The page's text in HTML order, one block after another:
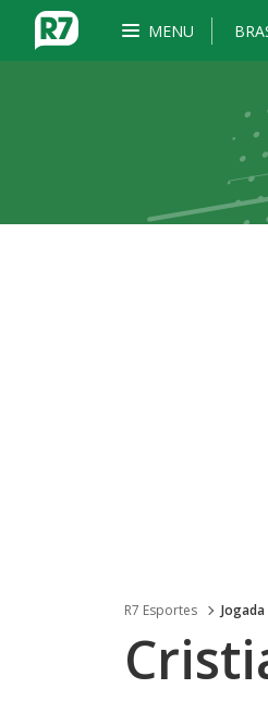
MENU
R7 Esportes Jogada